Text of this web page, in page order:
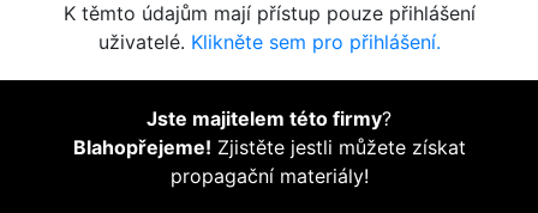
K těmto údajům mají přístup pouze přihlášení
uživatelé. Klikněte sem pro přihlášení.
Jste majitelem této firmy?
Blahopřejeme! Zjistěte jestli můžete získat
propagační materiály!